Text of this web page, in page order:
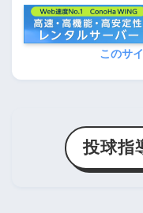
このサ
投球指